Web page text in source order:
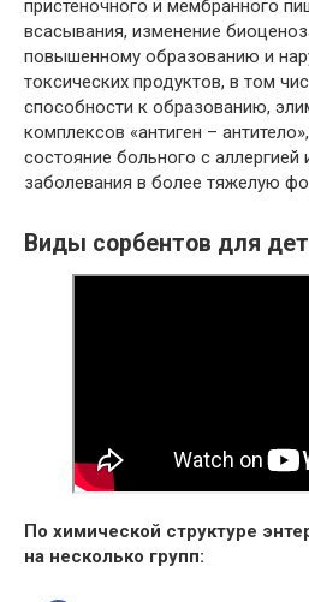
пристеночного и мембранного
всасывания, изменение
повышенному образованию и
токсических продуктов, в том
способности к образованию,
комплексов «антиген –
состояние больного с аллергией
заболевания в более тяжелую
Виды сорбентов для
По химической структуре
на несколько групп: